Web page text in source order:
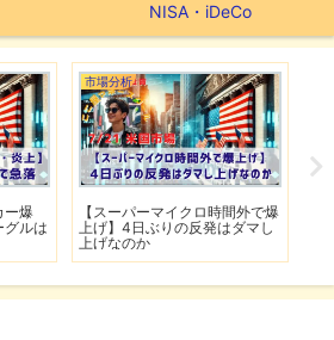
NISA・iDeCo
ー爆
グルは
市場分析
【スーパーマイクロ時間外で爆
上げ】4日ぶりの反発はダマし
上げなのか